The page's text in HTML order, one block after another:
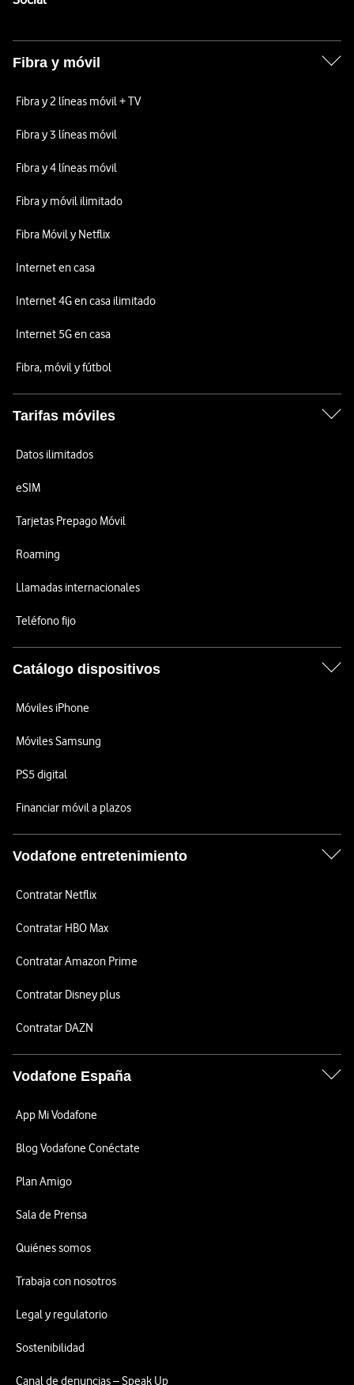
Fibra y móvil
Fibra y 2 líneas móvil + TV
Fibra y 3 líneas móvil
Fibra y 4 líneas móvil
Fibra y móvil ilimitado
Fibra Móvil y Netflix
Internet en casa
Internet 4G en casa ilimitado
Internet 5G en casa
Fibra, móvil y fútbol
Tarifas móviles
Datos ilimitados
eSIM
Tarjetas Prepago Móvil
Roaming
Llamadas internacionales
Teléfono fijo
Catálogo dispositivos
Móviles iPhone
Móviles Samsung
PS5 digital
Financiar móvil a plazos
Vodafone entretenimiento
Contratar Netflix
Contratar HBO Max
Contratar Amazon Prime
Contratar Disney plus
Contratar DAZN
Vodafone España
App Mi Vodafone
Blog Vodafone Conéctate
Plan Amigo
Sala de Prensa
Quiénes somos
Trabaja con nosotros
Legal y regulatorio
Sostenibilidad
Canal de denuncias – Speak Up